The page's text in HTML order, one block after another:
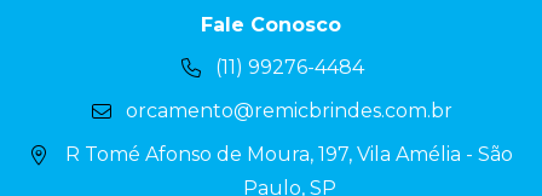
Fale Conosco
(11) 99276-4484
orcamento@remicbrindes.com.br
R Tomé Afonso de Moura, 197, Vila Amélia - São
Paulo, SP